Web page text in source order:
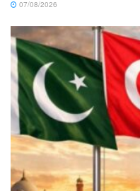
07/08/2026